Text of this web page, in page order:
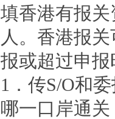
填香港有报
人。香港报
报或超过申
1．传S/O和
哪一口岸通